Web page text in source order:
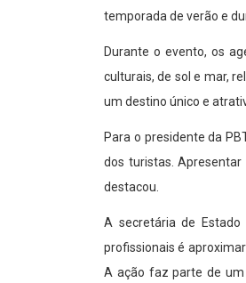
temporada de verão e
Durante o evento, os
culturais, de sol e mar,
um destino único e
Para o presidente da
dos turistas.
destacou.
A secretária de Estado
profissionais é
A ação faz parte de um